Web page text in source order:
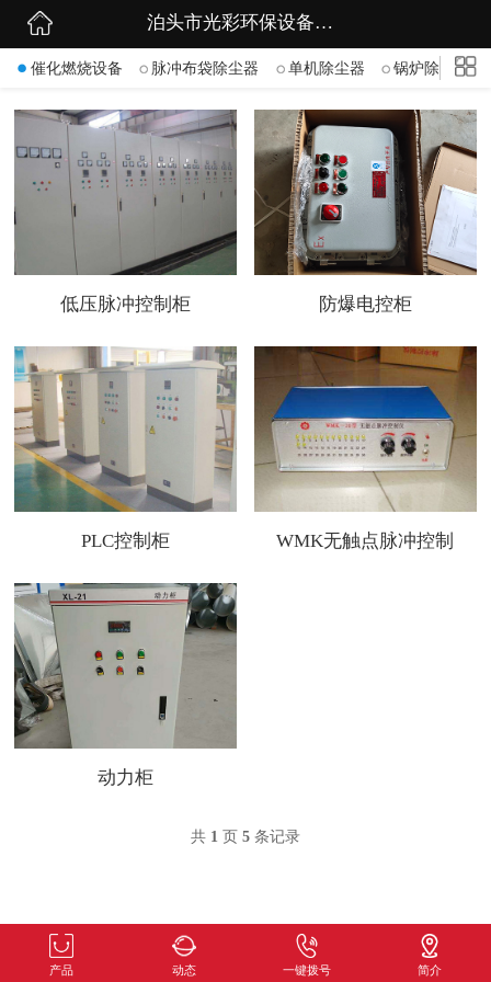
网站首页
产品展示
联系我们
泊头市光彩环保设备有限公司
催化燃烧设备 脉冲布袋除尘器 单机除尘器 锅炉除尘器
低压脉冲控制柜 防爆电控柜
PLC控制柜 WMK无触点脉冲控制
动力柜
共 1 页 5条记录
产品 动态 一键拨号 简介